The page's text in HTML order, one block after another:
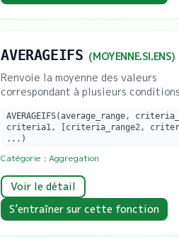
AVERAGEIFS (MOYENNE.SI.ENS)
Renvoie la moyenne des valeurs
correspondant à plusieurs
AVERAGEIFS(average_range,
criteria1, [criteria_range2,
...)
Catégorie :Aggregation
Voir le détail
S’entraîner sur cette fonction